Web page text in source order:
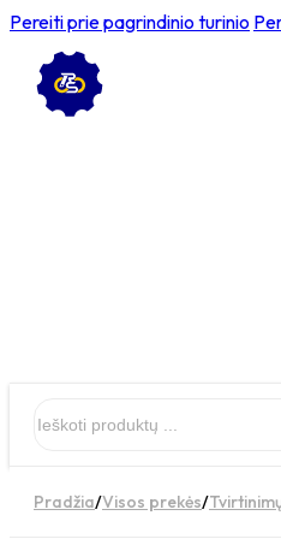
Pereiti prie pagrindinio turinio
Pradžia/Visos prekės/